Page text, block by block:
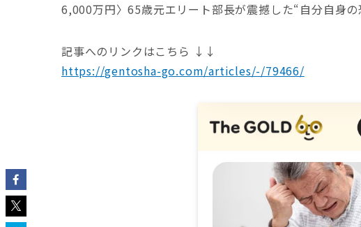
6,000万円〉65歳元エリート部長が震撼した“自分自身の
記事へのリンクはこちら ↓↓
https://gentosha-go.com/articles/-/79466/